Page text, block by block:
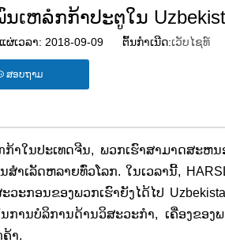
ນເຫລໍກກ້າປະຕູໃນ
ວລາ: 2018-09-09 ຕົ້ນກໍາເນີດ:ເວັບໄຊທ໌
ສອບຖາມ
າໃນປະເທດຈີນ, ພວກເຮົາສາມາດສະຫ
າເລັດຫລາຍທົ່ວໂລກ. ໃນເວລານີ້,
ວະກອນຂອງພວກເຮົາຍັງໄດ້ໄປ
ານບໍລິການດ້ານວິສະວະກໍາ, ເຄື່ອງຂອງ
ຄ້າ.